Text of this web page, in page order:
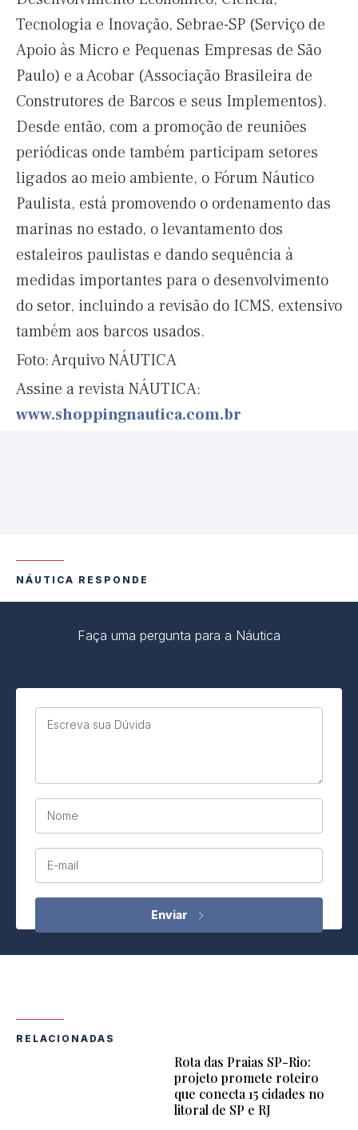
Tecnologia e Inovação, Sebrae-SP (Serviço de
Apoio às Micro e Pequenas Empresas de São
Paulo) e a Acobar (Associação Brasileira de
Construtores de Barcos e seus Implementos).
Desde então, com a promoção de reuniões
periódicas onde também participam setores
ligados ao meio ambiente, o Fórum Náutico
Paulista, está promovendo o ordenamento das
marinas no estado, o levantamento dos
estaleiros paulistas e dando sequência à
medidas importantes para o desenvolvimento
do setor, incluindo a revisão do ICMS, extensivo
também aos barcos usados.
Foto: Arquivo NÁUTICA
Assine a revista NÁUTICA:
www.shoppingnautica.com.br
NÁUTICA RESPONDE
Faça uma pergunta para a Náutica
Escreva sua Dúvida
Nome
E-mail
RELACIONADAS
Rota das Praias SP-Rio:
projeto promete roteiro
que conecta 15 cidades no
litoral de SP e RJ